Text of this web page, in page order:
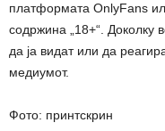
платформата OnlyFans
содржина „18+“. Доколку
да ја видат или да
медиумот.
Фото: принтскрин